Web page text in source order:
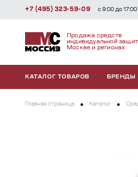
Продажа средств
индивидуальной
Москве и регионах
КАТАЛОГ ТОВАРОВ БРЕНДЫ
+7 (495) 323-59-09 с 9:00 до 17:00
Главная страница Каталог